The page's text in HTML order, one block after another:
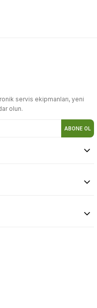
servis ekipmanları, yeni
olun.
ABONE OL